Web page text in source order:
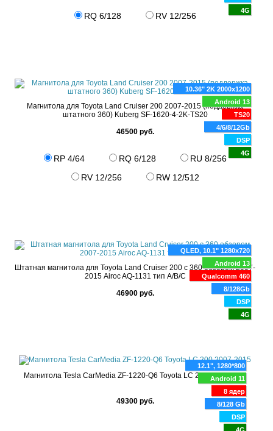
4G
RQ 6/128 RV 12/256
10.36" 2K 2000x1200
Android 13
TS20
4/6/8/12Gb
DSP
4G
Магнитола для Toyota Land Cruiser 200 2007-2015 (поддержка
штатного 360) Kuberg SF-1620-4-2K-TS20
46500 руб.
RP 4/64 RQ 6/128
RU 8/256
RV 12/256
RW 12/512
QLED, 10.1" 1280x720
Android 13
Qualcomm 460
8/128Gb
DSP
4G
Штатная магнитола для Toyota Land Cruiser 200 с 360 обзором 2007-
2015 Airoc AQ-1131 тип A/B/C
46900 руб.
12.1", 1280*800
Android 11
8 ядер
8/128 Gb
DSP
Магнитола Tesla CarMedia ZF-1220-Q6 Toyota LC 200 2007-2015
49300 руб.